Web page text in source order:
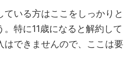
ている方はここをしっかりと
特に11歳になると解約して
はできませんので、ここは要